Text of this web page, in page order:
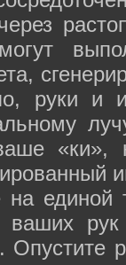
руки и
«ки»,
единой
ваших